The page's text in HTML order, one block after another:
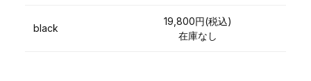
black
19,800円(税込)
在庫なし